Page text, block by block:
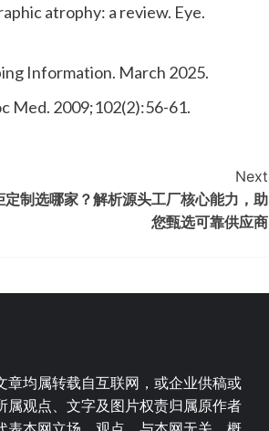
atrophy: a review. Eye.
Information. March 2025.
Med. 2009;102(2):56-61.
Next
定制选哪家？解析源头工厂核心能力，助
您甄选可靠供应商
章均属转载自互联网，或企业供稿或
属观点、文字及图片权责归属原作者